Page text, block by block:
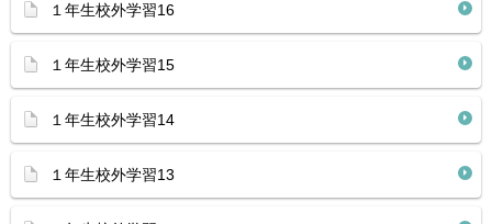
１年生校外学習16
１年生校外学習15
１年生校外学習14
１年生校外学習13